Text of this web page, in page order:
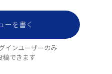
ーを書く
インユーザーのみ
稿できます